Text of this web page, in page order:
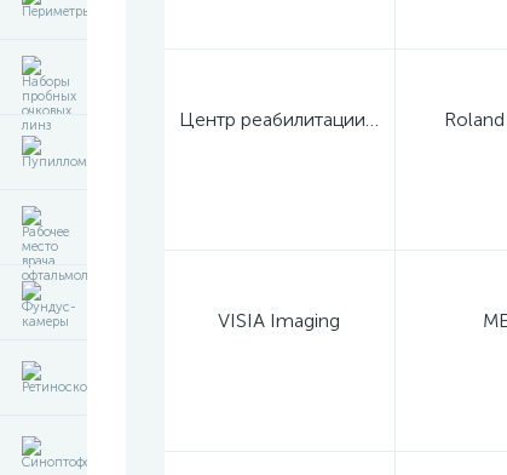
Центр реабилитации зрения профессора Дембского
VISIA Imaging